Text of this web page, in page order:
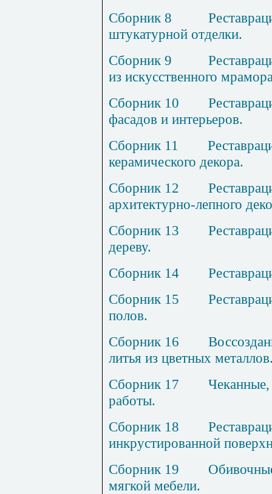
Сборник 8 Р
штукатурной отделки.
Сборник 9 Р
из искусственного
Сборник 10 Р
фасадов и интерьеров.
Сборник 11 Рест
керамического декора.
Сборник 12 Р
архитектурно-лепного
Сборник 13 Р
дереву.
Сборник 14 Р
Сборник 15 Р
полов.
Сборник 1 6 В
литья из цветных
Сборник 17 Ч
работы.
Сборник 18 Р
инкрустированной
Сборник 19 О
мягкой мебели.